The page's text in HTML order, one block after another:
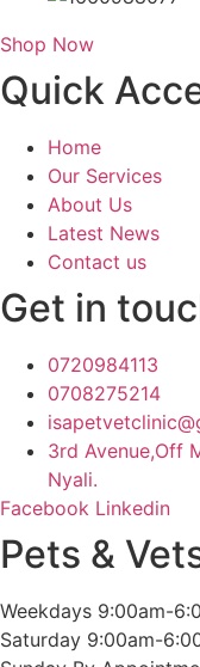
Shop Now
Quick
Home
Our Services
About Us
Latest News
Contact us
Get in
0720984113
0708275214
3rd Avenue,Off
Nyali.
Facebook Linkedin
Pets &
Weekdays 9:00am-
Saturday 9:00am-